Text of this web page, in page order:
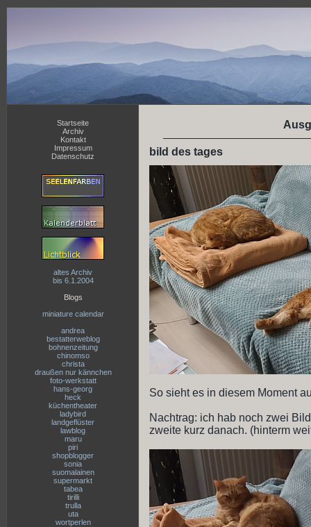
Startseite
Archiv
Kontakt
Impressum
Datenschutz
altes Archiv
bis 6.1.2004
Blogs
miniature calendar
andrea
bestatterweblog
bohnenzeitung
chinomso
christa
draußen nur kännchen
foto-werkstatt
hans-georg
heck
küchentheater
ladybird
landgeflüster
lawblog
maru
piri
shopblogger
sonia
suomalainen
supermarkt
tabea
tirilli
trulla
uta
wortperlen
bild des tages
So sieht es in diesem Moment
Nachtrag: ich hab noch zwei
zweite kurz danach. (hinterm